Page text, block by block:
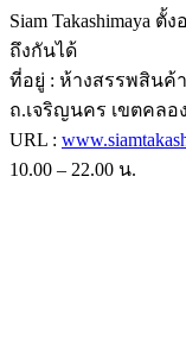
Siam Takashimaya
ถึงกันได้
ที่อยู่ : ห้างสรรพสินค้
ถ.เจริญนคร เขตคลอ
URL :
10.00 – 22.00 น.